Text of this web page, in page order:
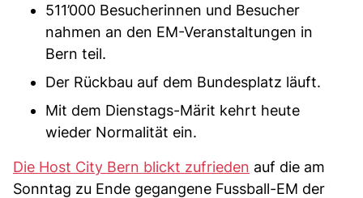
511’000 Besucherinnen und Besucher
nahmen an den EM-Veranstaltungen in
Bern teil.
Der Rückbau auf dem Bundesplatz läuft.
Mit dem Dienstags-Märit kehrt heute
wieder Normalität ein.
Die Host City Bern blickt zufrieden auf die am
Sonntag zu Ende gegangene Fussball-EM der